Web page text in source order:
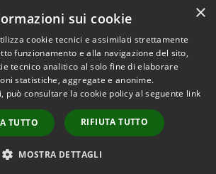
accessibilità
Copyright © 2026 • Ville de •
Powered byMunicipium
Accès rédaction
×
sui cookie
cookie tecnici e assimilati strettamente
funzionamento e alla navigazione del sito,
tecnico analitico al solo fine di elaborare
statistiche, aggregate e anonime.
può consultare la cookie policy al seguente link
TUTTO RIFIUTA TUTTO
MOSTRA DETTAGLI